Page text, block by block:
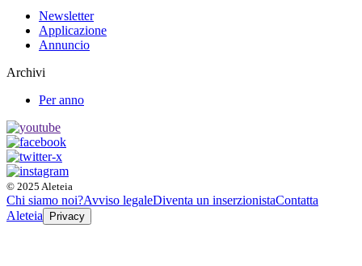
Newsletter
Applicazione
Annuncio
Archivi
Per anno
© 2025 Aleteia
Chi siamo noi?Avviso legaleDiventa un inserzionistaContatta
Aleteia
Privacy